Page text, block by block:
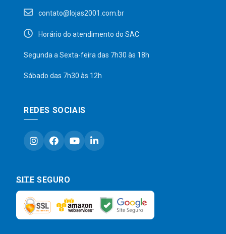
contato@lojas2001.com.br
Horário do atendimento do SAC
Segunda a Sexta-feira das 7h30 às 18h
Sábado das 7h30 às 12h
REDES SOCIAIS
SITE SEGURO